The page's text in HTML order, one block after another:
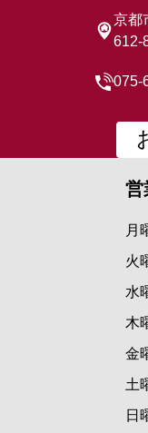
京都
612-
075-
営
月
火
水
木
金
土
日